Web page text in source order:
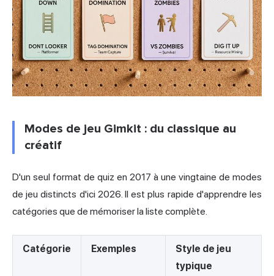
Modes de jeu Gimkit : du classique au
créatif
D'un seul format de quiz en 2017 à une vingtaine de modes
de jeu distincts d'ici 2026. Il est plus rapide d'apprendre les
catégories que de mémoriser la liste complète.
Catégorie Exemples
Style de jeu
typique